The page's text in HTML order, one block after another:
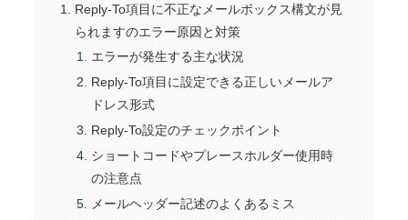
Reply-To項目に不正なメールボックス構文が見
られますのエラー原因と対策
エラーが発生する主な状況
Reply-To項目に設定できる正しいメールア
ドレス形式
Reply-To設定のチェックポイント
ショートコードやプレースホルダー使用時
の注意点
メールヘッダー記述のよくあるミス